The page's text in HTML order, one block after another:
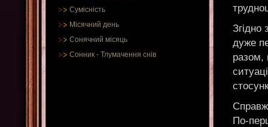
Сумісність
Місячний день
Сонячний місяць
Сонник - Тлумачення снів
Згідно
дуже
разом,
По-